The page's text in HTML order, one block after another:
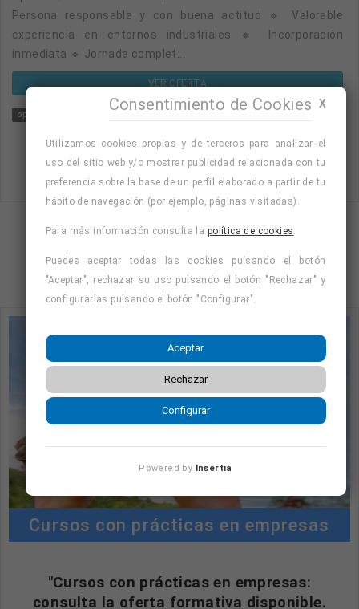
Persona responsable y con buena actitud 🔹 Valorable
experiencia en entornos industriales 🔹 Incorporación
inmediata 🔹 Jornada complet...
VER OFERTA
operario
Mostrando página 1 de 27 (Total 105)
1 4 … 27
Cursos con prácticas en empresas
"Cursos con prácticas en empresas:
consulta la oferta formativa disponible.
X
Consentimiento de Cookies
Utilizamos cookies propias y de terceros para analizar el
uso del sitio web y/o mostrar publicidad relacionada con tu
preferencia sobre la base de un perfil elaborado a partir de tu
hábito de navegación (por ejemplo, páginas visitadas).
Para más información consulta la política de cookies
Puedes aceptar todas las cookies pulsando el botón
"Aceptar", rechazar su uso pulsando el botón "Rechazar" y
configurarlas pulsando el botón "Configurar".
Aceptar
Rechazar
Configurar
Powered by Insertia